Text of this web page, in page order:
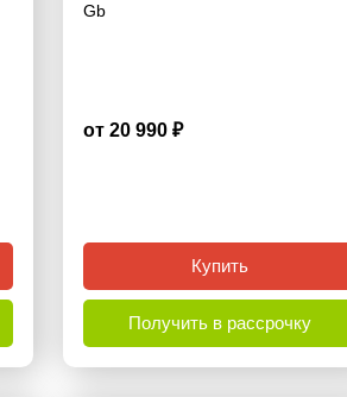
Gb
от 20 990 ₽
Купить
Получить в рассрочку